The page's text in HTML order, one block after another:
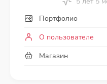
Портфолио
О пользователе
Магазин